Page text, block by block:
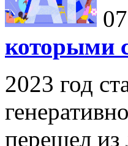
которыми
2023 год
перешел из